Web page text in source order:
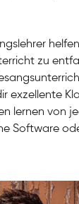
zu
exzellente
lernen von
Software